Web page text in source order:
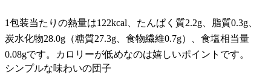
1包装当たりの熱量は122kcal、たんぱく質2.2g、脂質0.3g、
炭水化物28.0g（糖質27.3g、食物繊維0.7g）、食塩相当量
0.08gです。カロリーが低めなのは嬉しいポイントです。
シンプルな味わいの団子